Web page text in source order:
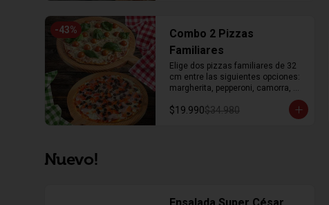
-43%
Combo 2 Pizzas
Familiares
Elige dos pizzas familiares de 32
cm entre las siguientes opciones:
margherita, pepperoni, camorra,
$19.990$34.980
Nuevo!